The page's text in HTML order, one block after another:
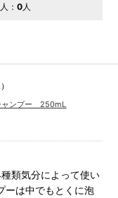
： 0 人
ャンプー 250mL
類気分によって使い
ーは中でもとくに泡